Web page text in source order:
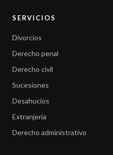
SERVICIOS
Divorcios
Derecho penal
Derecho civil
Sucesiones
Desahucios
Extranjería
Derecho administrativo